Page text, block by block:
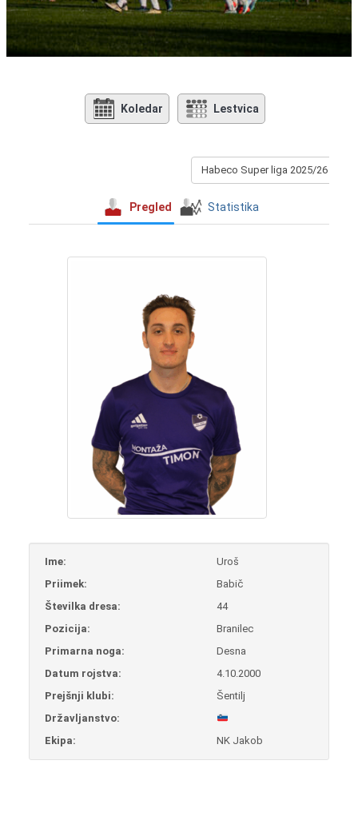
Koledar Lestvica
Habeco Super liga 2025/26
Pregled Statistika
Ime:
Uroš
Priimek:
Babič
Številka dresa:
44
Pozicija:
Branilec
Primarna noga:
Desna
Datum rojstva:
4.10.2000
Prejšnji klubi:
Šentilj
Državljanstvo:
Ekipa:
NK Jakob